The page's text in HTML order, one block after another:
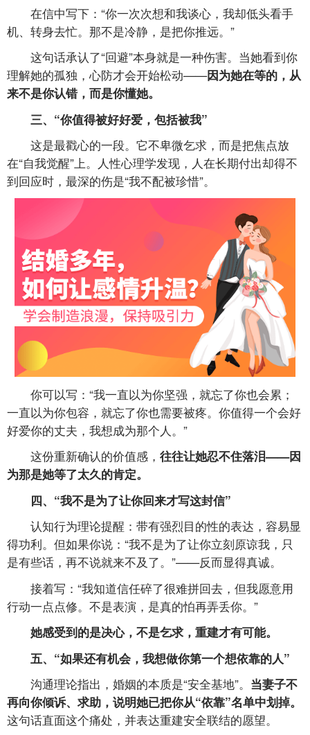
在信中写下：“你一次次想和我谈心，我却低头看手
机、转身去忙。那不是冷静，是把你推远。”
这句话承认了“回避”本身就是一种伤害。当她看到你
理解她的孤独，心防才会开始松动——因为她在等的，从
来不是你认错，而是你懂她。
三、“你值得被好好爱，包括被我”
这是最戳心的一段。它不卑微乞求，而是把焦点放
在“自我觉醒”上。人性心理学发现，人在长期付出却得不
到回应时，最深的伤是“我不配被珍惜”。
你可以写：“我一直以为你坚强，就忘了你也会累；
一直以为你包容，就忘了你也需要被疼。你值得一个会好
好爱你的丈夫，我想成为那个人。”
这份重新确认的价值感， 往往让她忍不住落泪——因
为那是她等了太久的肯定。
四、“我不是为了让你回来才写这封信”
认知行为理论提醒：带有强烈目的性的表达，容易显
得功利。但如果你说：“我不是为了让你立刻原谅我，只
是有些话，再不说就来不及了。”——反而显得真诚。
接着写：“我知道信任碎了很难拼回去，但我愿意用
行动一点点修。不是表演，是真的怕再弄丢你。”
她感受到的是决心，不是乞求，重建才有可能。
五、“如果还有机会，我想做你第一个想依靠的人”
沟通理论指出，婚姻的本质是“安全基地”。 当妻子不
再向你倾诉、求助，说明她已把你从“依靠”名单中划掉。
这句话直面这个痛处，并表达重建安全联结的愿望。